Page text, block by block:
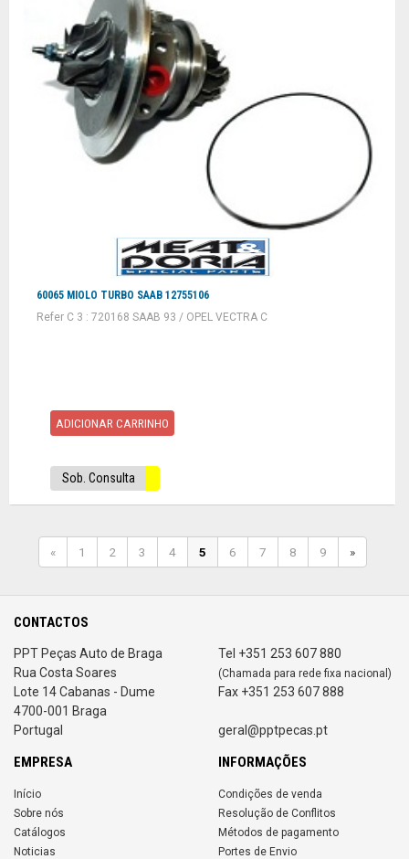
60065 MIOLO TURBO SAAB 12755106
Refer C 3 : 720168 SAAB 93 / OPEL VECTRA C
ADICIONAR CARRINHO
Sob. Consulta
« 1 2 3 4 5 6 7 8 9 »
CONTACTOS
PPT Peças Auto de Braga
Rua Costa Soares
Lote 14 Cabanas - Dume
4700-001 Braga
Portugal
Tel +351 253 607 880
(Chamada para rede fixa nacional)
Fax +351 253 607 888
geral@pptpecas.pt
EMPRESA
Início
Sobre nós
Catálogos
Noticias
INFORMAÇÕES
Condições de venda
Resolução de Conflitos
Métodos de pagamento
Portes de Envio